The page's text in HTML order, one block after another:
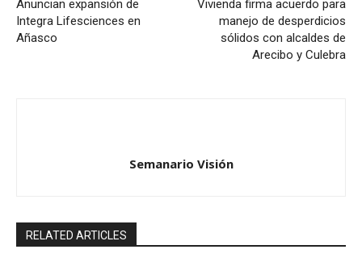
Anuncian expansión de
Integra Lifesciences en
Añasco
Vivienda firma acuerdo para
manejo de desperdicios
sólidos con alcaldes de
Arecibo y Culebra
Semanario Visión
RELATED ARTICLES